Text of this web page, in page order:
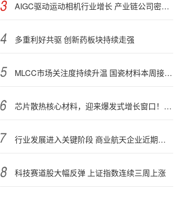
AIGC驱动运动相机行业增长 产业链公司密集布局光学与AI芯片
多重利好共驱 创新药板块持续走强
MLCC市场关注度持续升温 国瓷材料本周接受152家机构调研
芯片散热核心材料，迎来爆发式增长窗口！3只概念股年内涨幅翻倍
行业发展进入关键阶段 商业航天企业近期密集融资
科技赛道股大幅反弹 上证指数连续三周上涨